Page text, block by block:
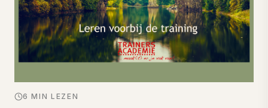
6 MIN LEZEN